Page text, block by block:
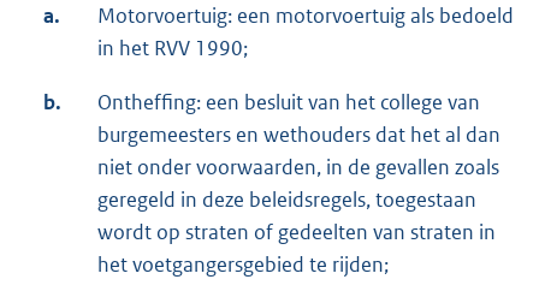
a.
Motorvoertuig: een motorvoertuig als bedoeld
in het RVV 1990;
b.
Ontheffing: een besluit van het college van
burgemeesters en wethouders dat het al dan
niet onder voorwaarden, in de gevallen zoals
geregeld in deze beleidsregels, toegestaan
wordt op straten of gedeelten van straten in
het voetgangersgebied te rijden;